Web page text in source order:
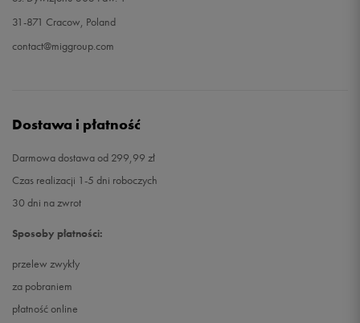
31-871 Cracow, Poland
contact@miggroup.com
Dostawa i płatność
Darmowa dostawa od 299,99 zł
Czas realizacji 1-5 dni roboczych
30 dni na zwrot
Sposoby płatności:
przelew zwykły
za pobraniem
płatność online